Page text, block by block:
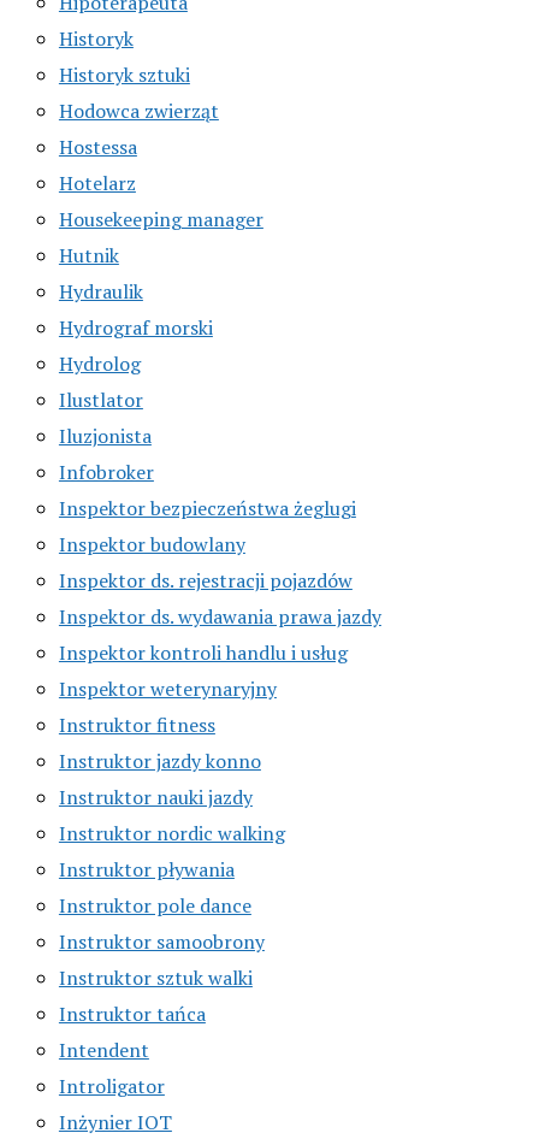
Historyk
Historyk sztuki
Hodowca zwierząt
Hostessa
Hotelarz
Housekeeping manager
Hutnik
Hydraulik
Hydrograf morski
Hydrolog
Ilustlator
Iluzjonista
Infobroker
Inspektor bezpieczeństwa żeglugi
Inspektor budowlany
Inspektor ds. rejestracji pojazdów
Inspektor ds. wydawania prawa jazdy
Inspektor kontroli handlu i usług
Inspektor weterynaryjny
Instruktor fitness
Instruktor jazdy konno
Instruktor nauki jazdy
Instruktor nordic walking
Instruktor pływania
Instruktor pole dance
Instruktor samoobrony
Instruktor sztuk walki
Instruktor tańca
Intendent
Introligator
Inżynier IOT